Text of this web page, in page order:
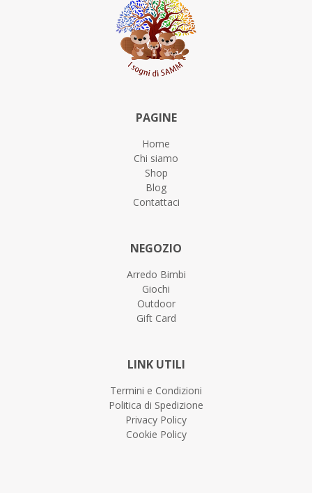
PAGINE
Home
Chi siamo
Shop
Blog
Contattaci
NEGOZIO
Arredo Bimbi
Giochi
Outdoor
Gift Card
LINK UTILI
Termini e Condizioni
Politica di Spedizione
Privacy Policy
Cookie Policy